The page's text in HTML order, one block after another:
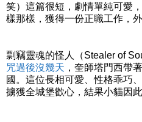
笑）這篇很短，劇情單純可愛
樣那樣，獲得一份正職工作，
剽竊靈魂的怪人（Stealer of
咒過後沒幾天 ，奎師塔門西帶
國。這位長相可愛、性格乖巧
擄獲全城堡歡心，結果小貓因此